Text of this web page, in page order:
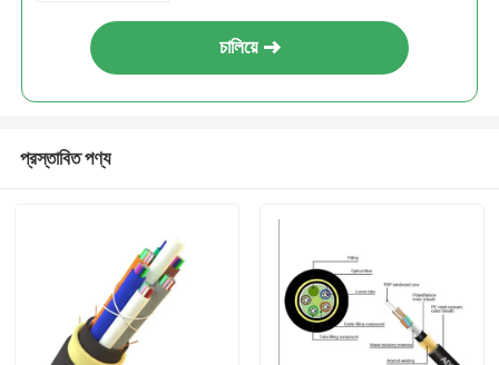
চালিয়ে
প্রস্তাবিত পণ্য